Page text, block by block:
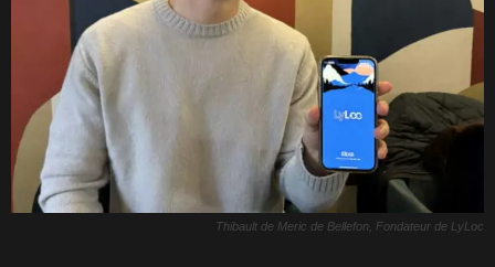
Thibault de Meric de Bellefon, Fondateur de LyLoc